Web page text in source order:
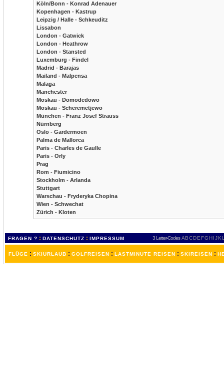
Köln/Bonn - Konrad Adenauer
Kopenhagen - Kastrup
Leipzig / Halle - Schkeuditz
Lissabon
London - Gatwick
London - Heathrow
London - Stansted
Luxemburg - Findel
Madrid - Barajas
Mailand - Malpensa
Malaga
Manchester
Moskau - Domodedowo
Moskau - Scheremetjewo
München - Franz Josef Strauss
Nürnberg
Oslo - Gardermoen
Palma de Mallorca
Paris - Charles de Gaulle
Paris - Orly
Prag
Rom - Fiumicino
Stockholm - Arlanda
Stuttgart
Warschau - Fryderyka Chopina
Wien - Schwechat
Zürich - Kloten
FRAGEN ? : DATENSCHUTZ : IMPRESSUM 3 Letter-Codes ABCDEFGH IJKL
FLÜGE : SKIURLAUB : GOLFREISEN : LASTMINUTE REISEN : SKIREISEN :